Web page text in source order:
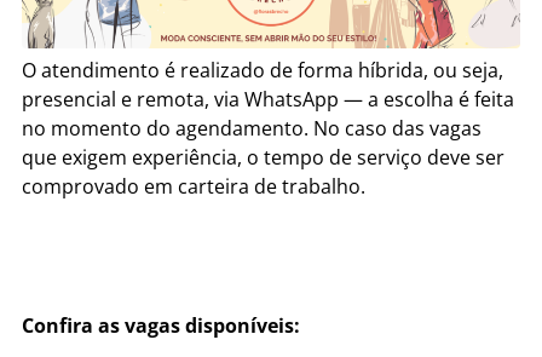
O atendimento é realizado de forma híbrida, ou seja,
presencial e remota, via WhatsApp — a escolha é feita
no momento do agendamento. No caso das vagas
que exigem experiência, o tempo de serviço deve ser
comprovado em carteira de trabalho.
Confira as vagas disponíveis: